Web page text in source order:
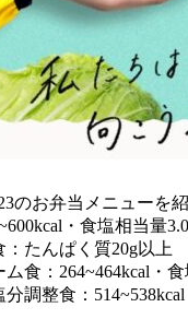
のお弁当メニューを
・食塩相当量
たんぱく質20g以上
食：264~464kcal・
分調整食：